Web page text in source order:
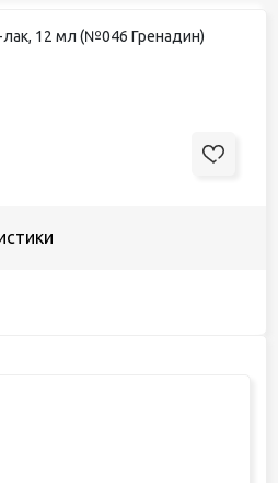
лак, 12 мл (№046 Гренадин)